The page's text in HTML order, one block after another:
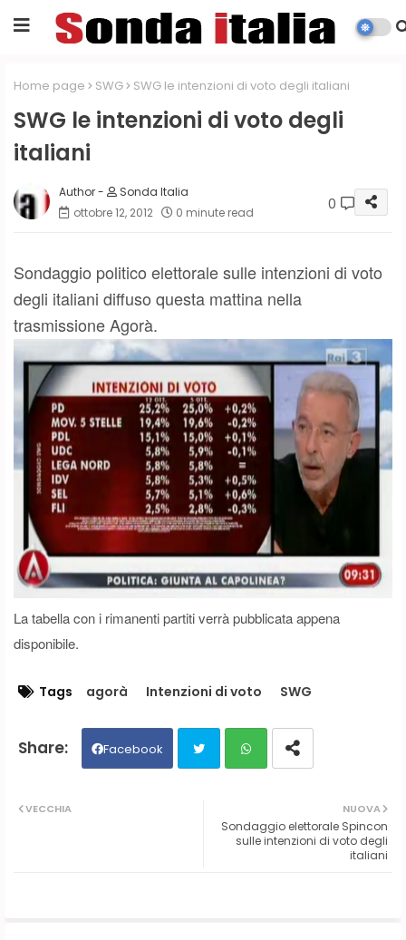
Home page SWG SWG le intenzioni di voto degli italiani
SWG le intenzioni di voto degli
italiani
Sonda Italia
ottobre 12, 2012
0 minute read 0
Sondaggio politico elettorale sulle intenzioni di voto
degli italiani diffuso questa mattina nella
trasmissione Agorà.
La tabella con i rimanenti partiti verrà pubblicata appena
disponibile.
Tags agorà Intenzioni di voto SWG
Facebook
ats
NUOVA
Sondaggio elettorale Spincon
sulle intenzioni di voto degli
italiani
VECCHIA